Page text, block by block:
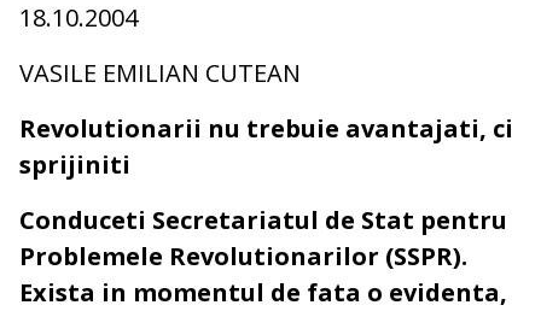
18.10.2004
VASILE EMILIAN CUTEAN
Revolutionarii nu trebuie avantajati, ci
sprijiniti
Conduceti Secretariatul de Stat pentru
Problemele Revolutionarilor (SSPR).
Exista in momentul de fata o evidenta,